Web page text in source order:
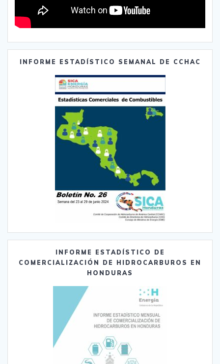
INFORME ESTADÍSTICO SEMANAL DE CCHAC
INFORME ESTADÍSTICO DE
COMERCIALIZACIÓN DE HIDROCARBUROS EN
HONDURAS